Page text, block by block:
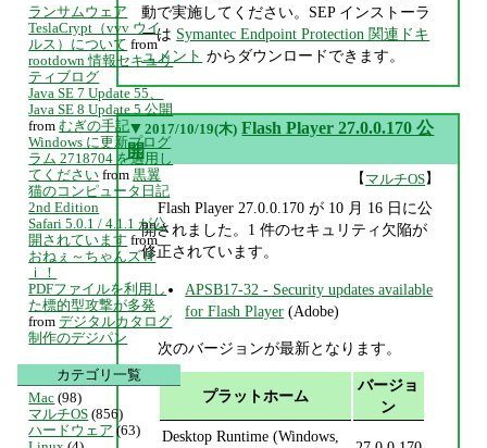
動で実施してください。SEP インストーラ
ーは Symantec Endpoint Protection 関連ドキ
ュメント からダウンロードできます。
▼ 2017/10/19(木) Flash Player 27.0.0.170 公
開
【 マルチOS】
Flash Player 27.0.0.170 が 10 月 16 日に公
開されました。1 件のセキュリティ欠陥が
修正されています。
APSB17-32 - Security updates available
for Flash Player (Adobe)
次のバージョンが最新となります。
プラットホーム
バージョ
ン
Desktop Runtime (Windows,
ランサムウェア
TeslaCrypt（vvv ウイ
ルス）について from
rootdown 情報セキュリ
ティブログ
Java SE 7 Update 55、
Java SE 8 Update 5 公開
from むぎの手記
Windows に更新プログ
ラム 2718704 を適用し
てください from 黒翼
猫のコンピュータ日記
2nd Edition
Safari 5.0.1 / 4.1.1 が公
開されています from
おねぇ～ちゃんズＨ
ｉ！
PDFファイルを利用し
た標的型攻撃が多発
from デジタルカタログ
制作のデジパン
カテゴリ一覧
Mac (98)
マルチOS (856)
ハードウェア (63)